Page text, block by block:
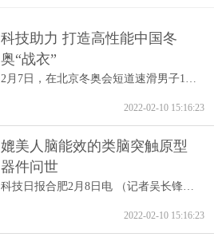
科技助力 打造高性能中国冬
奥“战衣”
2月7日，在北京冬奥会短道速滑男子1000米A...
2022-02-10 15:16:23
媲美人脑能效的类脑突触原型
器件问世
科技日报合肥2月8日电 （记者吴长锋）8日...
2022-02-10 15:16:23